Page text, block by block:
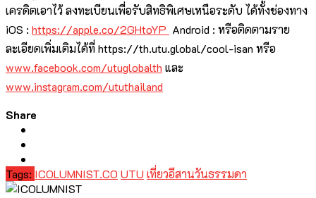
เครดิตเอาไว้ ลงทะเบียนเพื่อรับสิทธิพิเศษเหนือระดับ ได้ทั้งช่องทาง
iOS : https://apple.co/2GHtoYP Android : หรือติดตามราย
ละเอียดเพิ่มเติมได้ที่ https://th.utu.global/cool-isan หรือ
www.facebook.com/utuglobalth และ
www.instagram.com/ututhailand
Share
Tags: ICOLUMNIST.CO UTU เที่ยวอีสานวันธรรมดา